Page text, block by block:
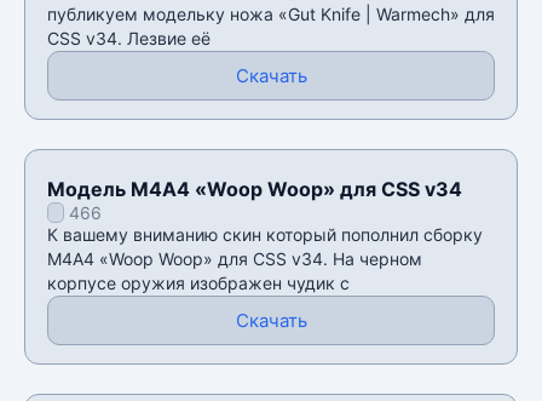
публикуем модельку ножа «Gut Knife | Warmech» для
CSS v34. Лезвие её
Скачать
Модель М4А4 «Woop Woop» для CSS v34
466
К вашему вниманию скин который пополнил сборку
М4А4 «Woop Woop» для CSS v34. На черном
корпусе оружия изображен чудик с
Скачать